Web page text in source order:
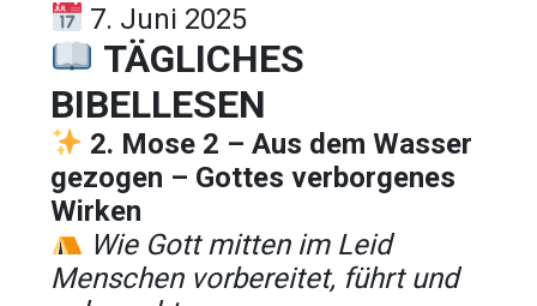
7. Juni 2025
TÄGLICHES
BIBELLESEN
2. Mose 2 – Aus dem Wasser
gezogen – Gottes verborgenes
Wirken
Wie Gott mitten im Leid
Menschen vorbereitet, führt und